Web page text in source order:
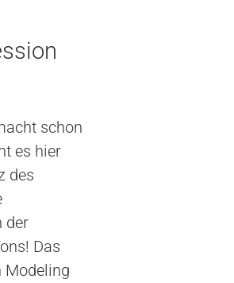
schon
es hier
des
der
Das
Modeling